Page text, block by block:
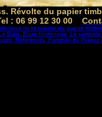
Révolte du papier
: 06 99 12 30 00
de la révolte du papier
Balp,
Bilan historique, Le
Références, Fammile de